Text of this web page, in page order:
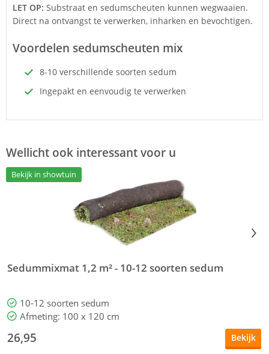
LET OP: Substraat en sedumscheuten kunnen wegwaaien.
Direct na ontvangst te verwerken, inharken en bevochtigen.
Voordelen sedumscheuten mix
8-10 verschillende soorten sedum
Ingepakt en eenvoudig te verwerken
Wellicht ook interessant voor u
Bekijk in showtuin
Sedummixmat 1,2 m² - 10-12 soorten sedum
10-12 soorten sedum
Afmeting: 100 x 120 cm
26,95 Bekijk